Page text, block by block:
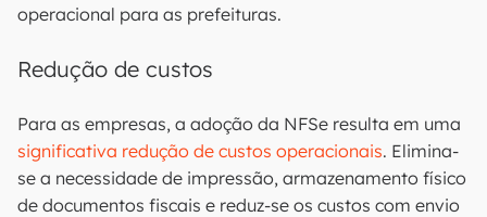
operacional para as prefeituras.
Redução de custos
Para as empresas, a adoção da NFSe resulta em uma
significativa redução de custos operacionais. Elimina-
se a necessidade de impressão, armazenamento físico
de documentos fiscais e reduz-se os custos com envio